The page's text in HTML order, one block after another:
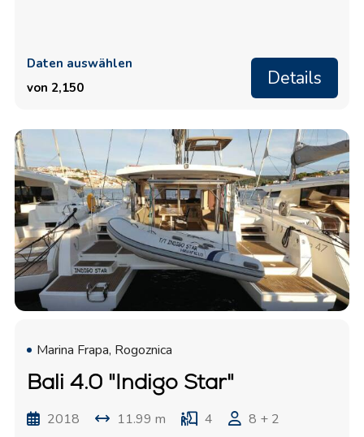
Daten auswählen
von 2,150
Details
Marina Frapa, Rogoznica
Bali 4.0 "Indigo Star"
2018 11.99 m 4
8 + 2